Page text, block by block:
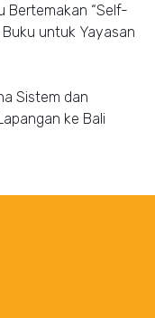
Bertemakan “Self-
Buku untuk Yayasan
Sistem dan
ke Bali